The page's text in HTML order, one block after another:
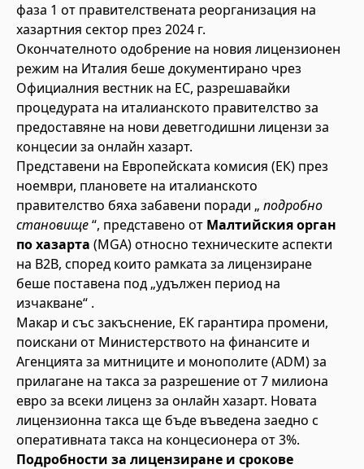
фаза 1 от правителствената реорганизация на
хазартния сектор през 2024 г.
Окончателното одобрение на новия лицензионен
режим на Италия беше документирано чрез
Официалния вестник на ЕС, разрешавайки
процедурата на италианското правителство за
предоставяне на нови деветгодишни лицензи за
концесии за онлайн хазарт.
Представени на Европейската комисия (ЕК) през
ноември, плановете на италианското
правителство бяха забавени поради „ подробно
становище“, представено от Малтийския орган
по хазарта (MGA) относно техническите аспекти
на B2B, според които рамката за лицензиране
беше поставена под „удължен период на
изчакване“ .
Макар и със закъснение, ЕК гарантира промени,
поискани от Министерството на финансите и
Агенцията за митниците и монополите (ADM) за
прилагане на такса за разрешение от 7 милиона
евро за всеки лиценз за онлайн хазарт. Новата
лицензионна такса ще бъде въведена заедно с
оперативната такса на концесионера от 3%.
Подробности за лицензиране и срокове